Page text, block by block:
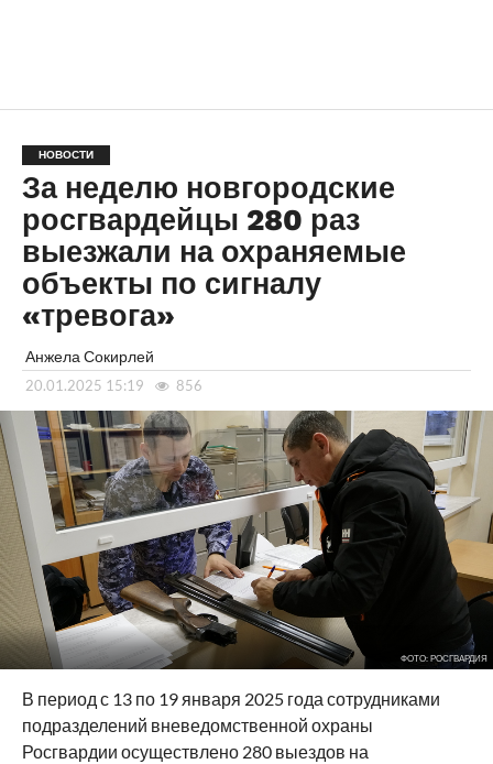
НОВОСТИ
За неделю новгородские
росгвардейцы 280 раз
выезжали на охраняемые
объекты по сигналу
«тревога»
Анжела Сокирлей
20.01.2025 15:19 856
ФОТО: РОСГВАРДИЯ
В период с 13 по 19 января 2025 года сотрудниками
подразделений вневедомственной охраны
Росгвардии осуществлено 280 выездов на